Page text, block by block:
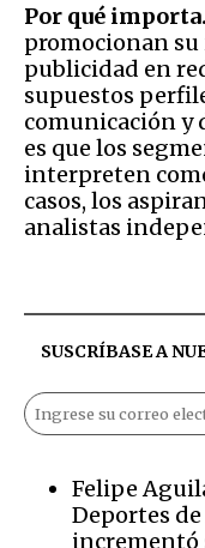
Por qué importa.
promocionan su
publicidad en
supuestos
comunicación y
es que los
interpreten
casos, los
analistas
SUSCRÍBASE A
Felipe
Deportes
incrementó